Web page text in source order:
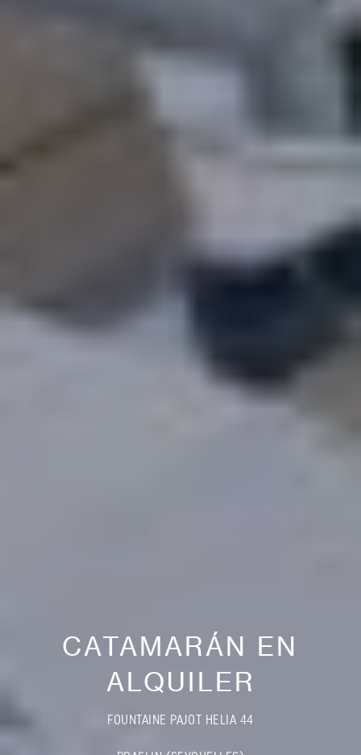
CATAMARÁN EN
ALQUILER
FOUNTAINE PAJOT HELIA 44